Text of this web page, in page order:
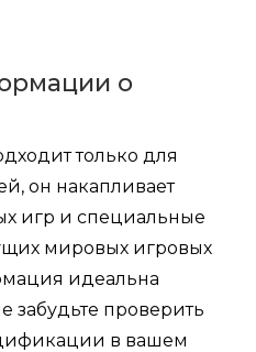
о
только для
он накапливает
игр и специальные
мировых игровых
идеальна
забудьте проверить
в вашем